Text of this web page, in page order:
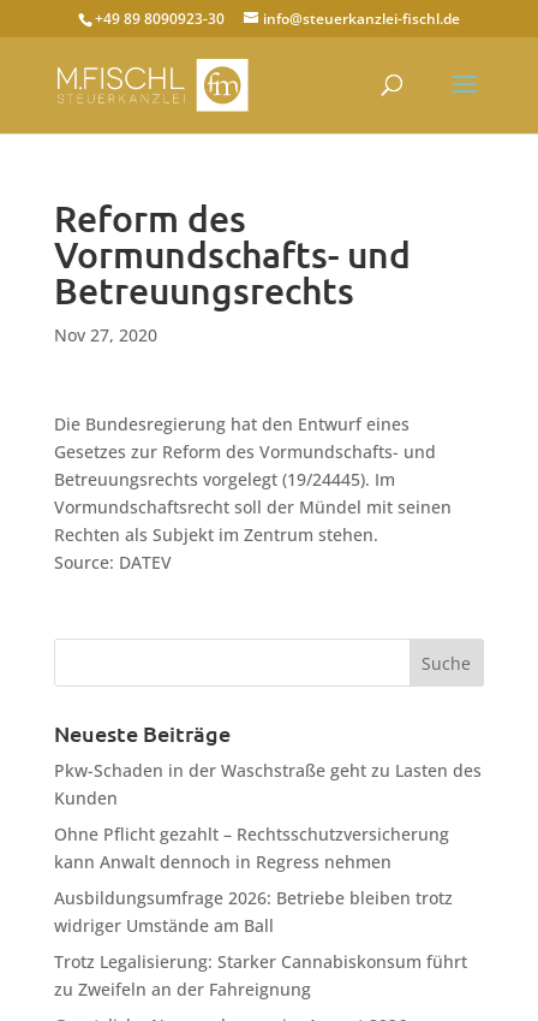
+49 89 8090923-30 info@steuerkanzlei-fischl.de
Reform des
Vormundschafts- und
Betreuungsrechts
Nov 27, 2020
Die Bundesregierung hat den Entwurf eines
Gesetzes zur Reform des Vormundschafts- und
Betreuungsrechts vorgelegt (19/24445). Im
Vormundschaftsrecht soll der Mündel mit seinen
Rechten als Subjekt im Zentrum stehen.
Source: DATEV
Neueste Beiträge
Pkw-Schaden in der Waschstraße geht zu Lasten des
Kunden
Ohne Pflicht gezahlt – Rechtsschutzversicherung
kann Anwalt dennoch in Regress nehmen
Ausbildungsumfrage 2026: Betriebe bleiben trotz
widriger Umstände am Ball
Trotz Legalisierung: Starker Cannabiskonsum führt
zu Zweifeln an der Fahreignung